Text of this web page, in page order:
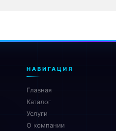
НАВИГАЦИЯ
Главная
Каталог
Услуги
О компании